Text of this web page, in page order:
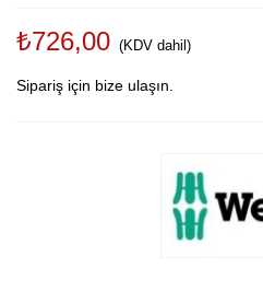
₺726,00 (KDV dahil)
Sipariş için bize ulaşın.